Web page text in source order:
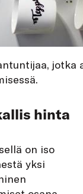
jotka
hinta
on iso
yksi